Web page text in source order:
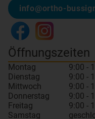
info@ortho-
Öffnungszeiten
Montag
9:00 -
Dienstag
9:00 -
Mittwoch
9:00 -
Donnerstag
9:00 -
Freitag
9:00 -
Samstag